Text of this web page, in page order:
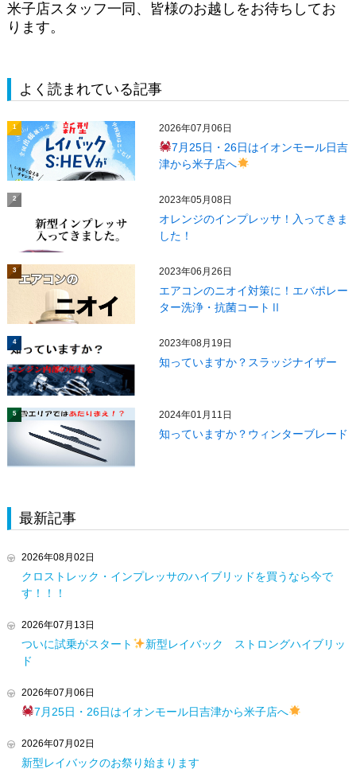
米子店スタッフ一同、皆様のお越しをお待ちしてお
ります。
よく読まれている記事
1 2026年07月06日
7月25日・26日はイオンモール日吉
津から米子店へ
2 2023年05月08日
オレンジのインプレッサ！入ってきま
した！
3 2023年06月26日
エアコンのニオイ対策に！エバポレー
ター洗浄・抗菌コートⅡ
4 2023年08月19日
知っていますか？スラッジナイザー
5 2024年01月11日
知っていますか？ウィンターブレード
最新記事
2026年08月02日
クロストレック・インプレッサのハイブリッドを買うなら今で
す！！！
2026年07月13日
ついに試乗がスタート
新型レイバック ストロングハイブリッ
ド
2026年07月06日
7月25日・26日はイオンモール日吉津から米子店へ
2026年07月02日
新型レイバックのお祭り始まります